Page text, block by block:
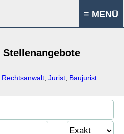
≡ MENÜ
Stellenangebote
Rechtsanwalt, Jurist, Baujurist